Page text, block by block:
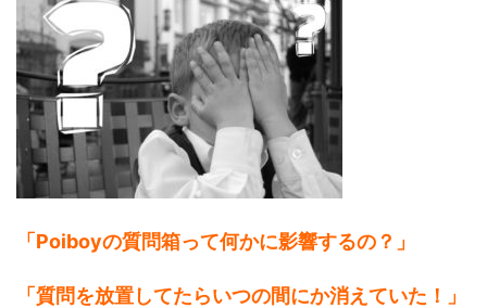
「Poiboyの質問箱って何かに影響するの？」
「質問を放置してたらいつの間にか消えていた！」